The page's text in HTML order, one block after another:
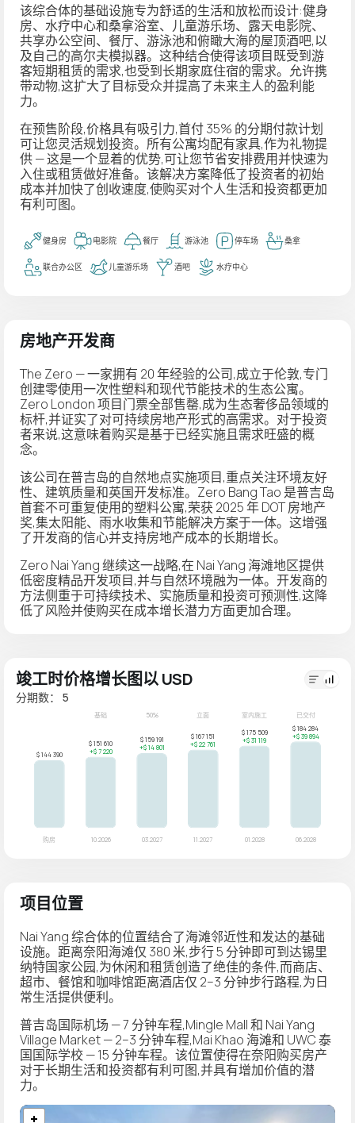
该综合体的基础设施专为舒适的生活和放松而设计:健身
房、水疗中心和桑拿浴室、儿童游乐场、露天电影院、
共享办公空间、餐厅、游泳池和俯瞰大海的屋顶酒吧,以
及自己的高尔夫模拟器。这种结合使得该项目既受到游
客短期租赁的需求,也受到长期家庭住宿的需求。允许携
带动物,这扩大了目标受众并提高了未来主人的盈利能
力。
在预售阶段,价格具有吸引力,首付 35% 的分期付款计划
可让您灵活规划投资。所有公寓均配有家具,作为礼物提
供 — 这是一个显着的优势,可让您节省安排费用并快速为
入住或租赁做好准备。该解决方案降低了投资者的初始
成本并加快了创收速度,使购买对个人生活和投资都更加
有利可图。
健身房 电影院 餐厅 游泳池 停车场 桑拿
联合办公区 儿童游乐场 酒吧 水疗中心
房地产开发商
The Zero — 一家拥有 20 年经验的公司,成立于伦敦,专门
创建零使用一次性塑料和现代节能技术的生态公寓。
Zero London 项目门票全部售罄,成为生态奢侈品领域的
标杆,并证实了对可持续房地产形式的高需求。对于投资
者来说,这意味着购买是基于已经实施且需求旺盛的概
念。
该公司在普吉岛的自然地点实施项目,重点关注环境友好
性、建筑质量和英国开发标准。Zero Bang Tao 是普吉岛
首套不可重复使用的塑料公寓,荣获 2025 年 DOT 房地产
奖,集太阳能、雨水收集和节能解决方案于一体。这增强
了开发商的信心并支持房地产成本的长期增长。
Zero Nai Yang 继续这一战略,在 Nai Yang 海滩地区提供
低密度精品开发项目,并与自然环境融为一体。开发商的
方法侧重于可持续技术、实施质量和投资可预测性,这降
低了风险并使购买在成本增长潜力方面更加合理。
竣工时价格增长图以 USD
分期数： 5
项目位置
Nai Yang 综合体的位置结合了海滩邻近性和发达的基础
设施。距离奈阳海滩仅 380 米,步行 5 分钟即可到达锡里
纳特国家公园,为休闲和租赁创造了绝佳的条件,而商店、
超市、餐馆和咖啡馆距离酒店仅 2–3 分钟步行路程,为日
常生活提供便利。
普吉岛国际机场 — 7 分钟车程,Mingle Mall 和 Nai Yang
Village Market — 2–3 分钟车程,Mai Khao 海滩和 UWC 泰
国国际学校 — 15 分钟车程。该位置使得在奈阳购买房产
对于长期生活和投资都有利可图,并具有增加价值的潜
力。